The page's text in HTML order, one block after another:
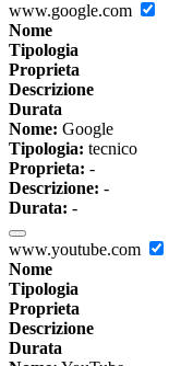
www.google.com
Nome
Tipologia
Proprieta
Descrizione
Durata
Nome: Google
Tipologia: tecnico
Proprieta: -
Descrizione: -
Durata: -
www.youtube.com
Nome
Tipologia
Proprieta
Descrizione
Durata